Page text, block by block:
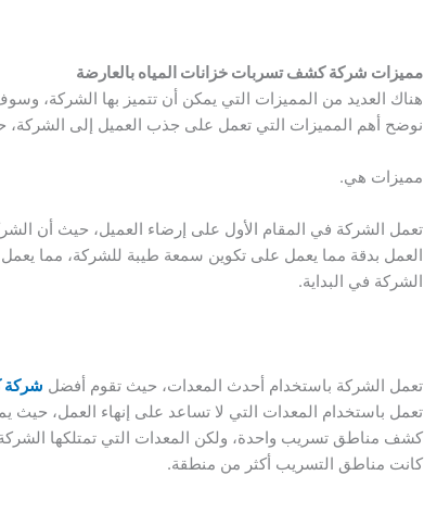
مميزات شركة كشف تسربات خزانات المياه بالعارضة
هناك العديد من المميزات التي يمكن أن تتميز بها الشركة،
نوضح أهم المميزات التي تعمل على جذب العميل إلى
مميزات هي.
تعمل الشركة في المقام الأول على إرضاء العميل، حيث أن
العمل بدقة مما يعمل على تكوين سمعة طيبة للشركة، مما
الشركة في البداية.
تعمل الشركة باستخدام أحدث المعدات، حيث تقوم أفضل شركة
تعمل باستخدام المعدات التي لا تساعد على إنهاء العمل،
كشف مناطق تسريب واحدة، ولكن المعدات التي تمتلكها
كانت مناطق التسريب أكثر من منطقة.